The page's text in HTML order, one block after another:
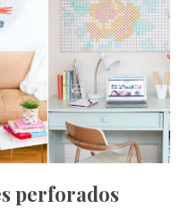
perforados